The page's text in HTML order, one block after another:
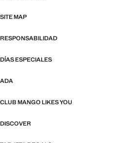
SITE MAP
RESPONSABILIDAD
DÍAS ESPECIALES
ADA
CLUB MANGO LIKES YOU
DISCOVER